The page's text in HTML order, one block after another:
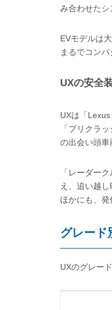
み合わせたシ
EVモデルは
まるでコン
UXの安全
UXは「
「プリクラ
の出会い頭車
「レーダー
え、追い越
ほかにも、発
グレード
UXのグレー